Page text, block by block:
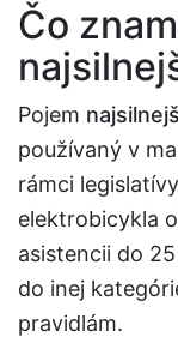
Čo
Pojem
používaný v
rámci
elektrobicykla
asistencii do
do inej
pravidlám.